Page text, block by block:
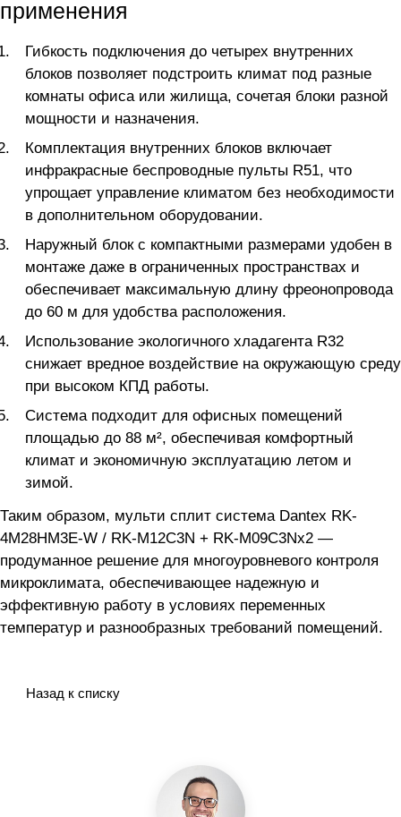
применения
Гибкость подключения до четырех внутренних
блоков позволяет подстроить климат под разные
комнаты офиса или жилища, сочетая блоки разной
мощности и назначения.
Комплектация внутренних блоков включает
инфракрасные беспроводные пульты R51, что
упрощает управление климатом без необходимости
в дополнительном оборудовании.
Наружный блок с компактными размерами удобен в
монтаже даже в ограниченных пространствах и
обеспечивает максимальную длину фреонопровода
до 60 м для удобства расположения.
Использование экологичного хладагента R32
снижает вредное воздействие на окружающую среду
при высоком КПД работы.
Система подходит для офисных помещений
площадью до 88 м², обеспечивая комфортный
климат и экономичную эксплуатацию летом и
зимой.
Таким образом, мульти сплит система Dantex RK-
4M28HM3E-W / RK-M12C3N + RK-M09C3Nx2 —
продуманное решение для многоуровневого контроля
микроклимата, обеспечивающее надежную и
эффективную работу в условиях переменных
температур и разнообразных требований помещений.
Назад к списку